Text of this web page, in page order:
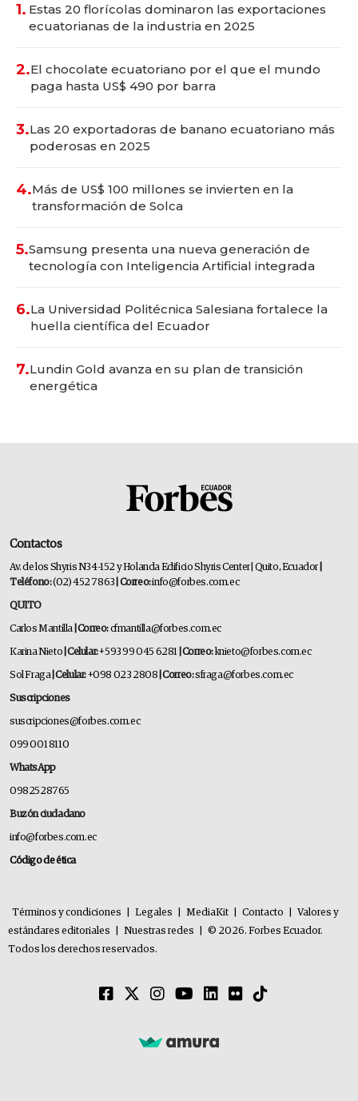
1. Estas 20 florícolas dominaron las exportaciones
ecuatorianas de la industria en 2025
2.El chocolate ecuatoriano por el que el mundo
paga hasta US$ 490 por barra
3.Las 20 exportadoras de banano ecuatoriano más
poderosas en 2025
4.Más de US$ 100 millones se invierten en la
transformación de Solca
5.Samsung presenta una nueva generación de
tecnología con Inteligencia Artificial integrada
6.La Universidad Politécnica Salesiana fortalece la
huella científica del Ecuador
7.Lundin Gold avanza en su plan de transición
energética
Contactos
Av. de los Shyris N34-152 y Holanda Edificio Shyris Center | Quito, Ecuador
Teléfono:(02) 452 7863 | Correo:info@forbes.com.ec
QUITO
Carlos Mantilla | Correo:cfmantilla@forbes.com.ec
Karina Nieto | Celular:+593 99 045 6281 | Correo: knieto@forbes.com.ec
Sol Fraga | Celular:+098 023 2808 | Correo:sfraga@forbes.com.ec
Suscripciones
suscripciones@forbes.com.ec
099 001 8110
WhatsApp
0982528765
Buzón ciudadano
info@forbes.com.ec
Código de ética
Términos y condiciones Legales MediaKit Contacto
Valores y
estándares editoriales
Nuestras redes
© 2026. Forbes Ecuador.
Todos los derechos reservados.